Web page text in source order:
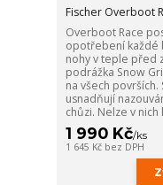
Fischer Overboot
Overboot Race
opotřebení každé
nohy v teple před
podrážka Snow
na všech površích.
usnadňují
chůzi. Nelze v nich
1 990 Kč/ks
1 645 Kč bez DPH